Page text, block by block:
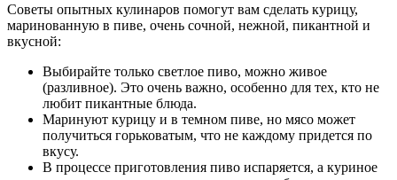
Советы опытных кулинаров помогут вам сделать курицу,
маринованную в пиве, очень сочной, нежной, пикантной и
вкусной:
Выбирайте только светлое пиво, можно живое
(разливное). Это очень важно, особенно для тех, кто не
любит пикантные блюда.
Маринуют курицу и в темном пиве, но мясо может
получиться горьковатым, что не каждому придется по
вкусу.
В процессе приготовления пиво испаряется, а куриное